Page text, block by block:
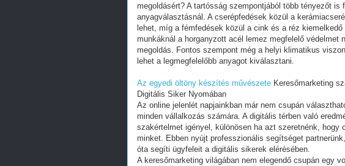
megoldásért? A tartósság szempontjából több tényezőt is
anyagválasztásnál. A cserépfedések közül a
lehet, míg a fémfedések közül a cink és a réz
munkáknál a horganyzott acél lemez megfelelő védelmet
megoldás. Fontos szempont még a helyi klimatikus
lehet a legmegfelelőbb anyagot kiválasztani.
Az egyedi öltöny készítés művészete Keresőmarketing
Digitális Siker Nyomában
Az online jelenlét napjainkban már nem csupán
minden vállalkozás számára. A digitális térben való
szakértelmet igényel, különösen ha azt szeretnénk, hogy
minket. Ebben nyújt professzionális segítséget
óta segíti ügyfeleit a digitális sikerek elérésében.
A keresőmarketing világában nem elegendő csupán egy